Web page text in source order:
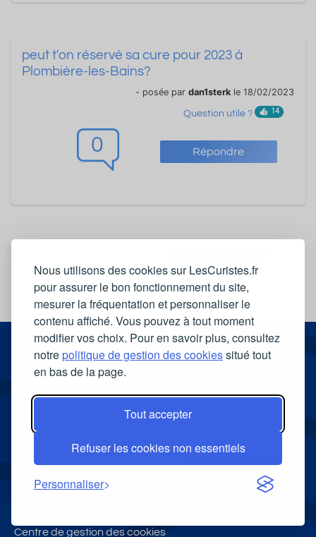
Nous utilisons des cookies sur LesCuristes.fr
pour assurer le bon fonctionnement du site,
mesurer la fréquentation et personnaliser le
contenu affiché. Vous pouvez à tout moment
modifier vos choix. Pour en savoir plus, consultez
notrepolitique de gestion des cookiessitué tout
en bas de la page.
Tout accepter
Refuser les cookies non essentiels
Personnaliser
0 Répondre
peut t'on réservé sa cure pour 2023 à
Plombière-les-Bains?
- posée par dan1sterk le 18/02/2023
Question utile ? 14
Voir toutes les questions Poser une question
Mentions légales
Conditions Générales d'Utilisation
Conditions Générales de vente de la partie hébergement
Centre de gestion des cookies